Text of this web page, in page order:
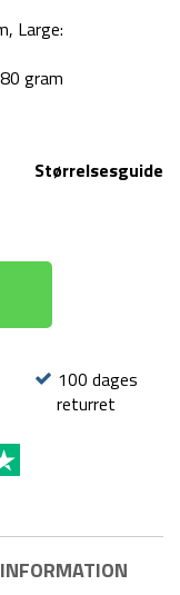
Large:
gram
Størrelsesguide
100 dages
returret